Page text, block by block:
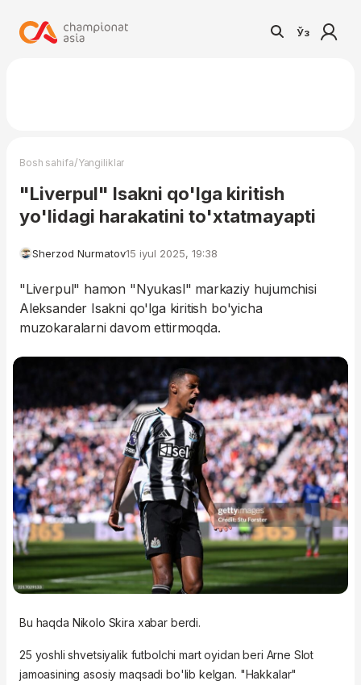
Ўз
Bosh sahifa/Yangiliklar
"Liverpul" Isakni qo'lga kiritish
yo'lidagi harakatini to'xtatmayapti
Sherzod Nurmatov15 iyul 2025, 19:38
"Liverpul" hamon "Nyukasl" markaziy hujumchisi
Aleksander Isakni qo'lga kiritish bo'yicha
muzokaralarni davom ettirmoqda.
Bu haqda Nikolo Skira xabar berdi.
25 yoshli shvetsiyalik futbolchi mart oyidan beri Arne Slot
jamoasining asosiy maqsadi bo'lib kelgan. "Hakkalar"